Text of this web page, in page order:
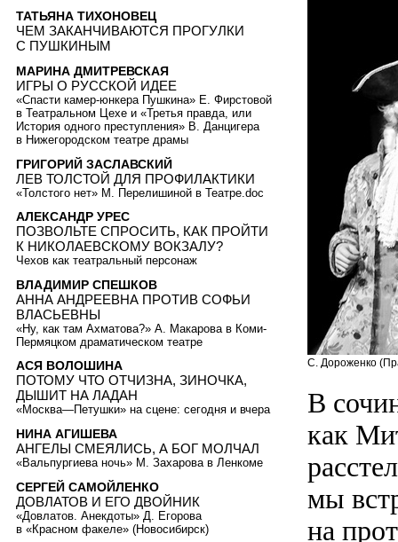
С. Дороженко
В
как
мы
на
ТАТЬЯНА ТИХОНОВЕЦ
ЧЕМ ЗАКАНЧИВАЮТСЯ ПРОГУЛКИ
С ПУШКИНЫМ
МАРИНА ДМИТРЕВСКАЯ
ИГРЫ О РУССКОЙ ИДЕЕ
«Спасти камер-юнкера Пушкина» Е. Фирстовой
в Театральном Цехе и «Третья правда, или
История одного преступления» В. Данцигера
в Нижегородском театре драмы
ГРИГОРИЙ ЗАСЛАВСКИЙ
ЛЕВ ТОЛСТОЙ ДЛЯ ПРОФИЛАКТИКИ
«Толстого нет» М. Перелишиной в Театре.doc
АЛЕКСАНДР УРЕС
ПОЗВОЛЬТЕ СПРОСИТЬ, КАК ПРОЙТИ
К НИКОЛАЕВСКОМУ ВОКЗАЛУ?
Чехов как театральный персонаж
ВЛАДИМИР СПЕШКОВ
АННА АНДРЕЕВНА ПРОТИВ СОФЬИ
ВЛАСЬЕВНЫ
«Ну, как там Ахматова?» А. Макарова в Коми-
Пермяцком драматическом театре
АСЯ ВОЛОШИНА
ПОТОМУ ЧТО ОТЧИЗНА, ЗИНОЧКА,
ДЫШИТ НА ЛАДАН
«Москва—Петушки» на сцене: сегодня и вчера
НИНА АГИШЕВА
АНГЕЛЫ СМЕЯЛИСЬ, А БОГ МОЛЧАЛ
«Вальпургиева ночь» М. Захарова в Ленкоме
СЕРГЕЙ САМОЙЛЕНКО
ДОВЛАТОВ И ЕГО ДВОЙНИК
«Довлатов. Анекдоты» Д. Егорова
в «Красном факеле» (Новосибирск)